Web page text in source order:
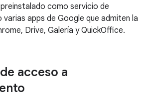
como servicio de
varias apps de Google que admiten la
Drive, Galería y QuickOffice.
acceso a